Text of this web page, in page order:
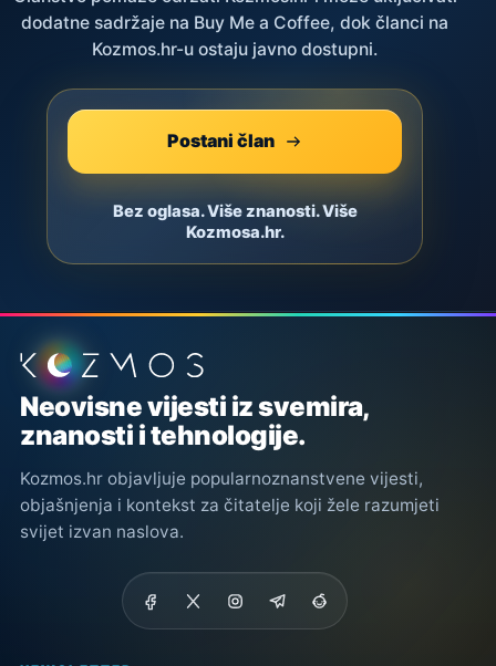
dodatne sadržaje na Buy Me a Coffee, dok članci na
Kozmos.hr-u ostaju javno dostupni.
Postani član
Bez oglasa. Više znanosti. Više
Kozmosa.hr.
Podnožje stranice
Neovisne vijesti iz svemira,
znanosti i tehnologije.
Kozmos.hr objavljuje popularnoznanstvene vijesti,
objašnjenja i kontekst za čitatelje koji žele razumjeti
svijet izvan naslova.